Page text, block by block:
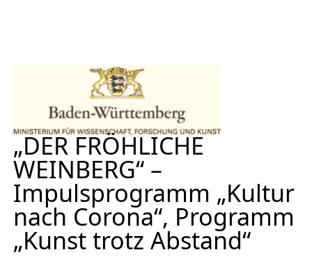
„DER FRÖHLICHE
WEINBERG“ –
Impulsprogramm „Kultur
nach Corona“, Programm
„Kunst trotz Abstand“